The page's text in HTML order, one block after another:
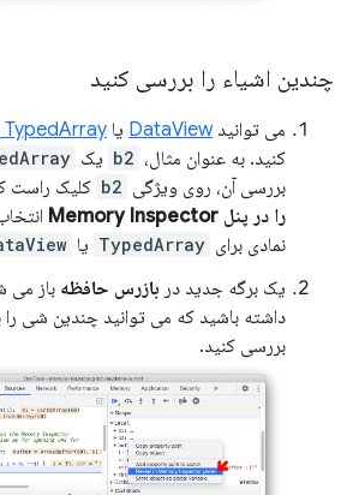
چندین اشیاء را بررسی کنید
می توانیدDataView یا TypedArray را
کنید. به عنوان مثال، b2 یک
بررسی آن، روی ویژگی b2 کلیک راست
را در پنل Memory Inspector
نمادی برای TypedArray یا
یک برگه جدید در بازرس حافظه باز می
داشته باشید که می توانید چندین شی
بررسی کنید.